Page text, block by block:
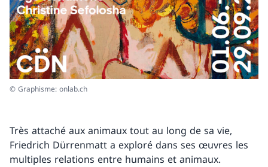
© Graphisme: onlab.ch
Très attaché aux animaux tout au long de sa vie,
Friedrich Dürrenmatt a exploré dans ses œuvres les
multiples relations entre humains et animaux.